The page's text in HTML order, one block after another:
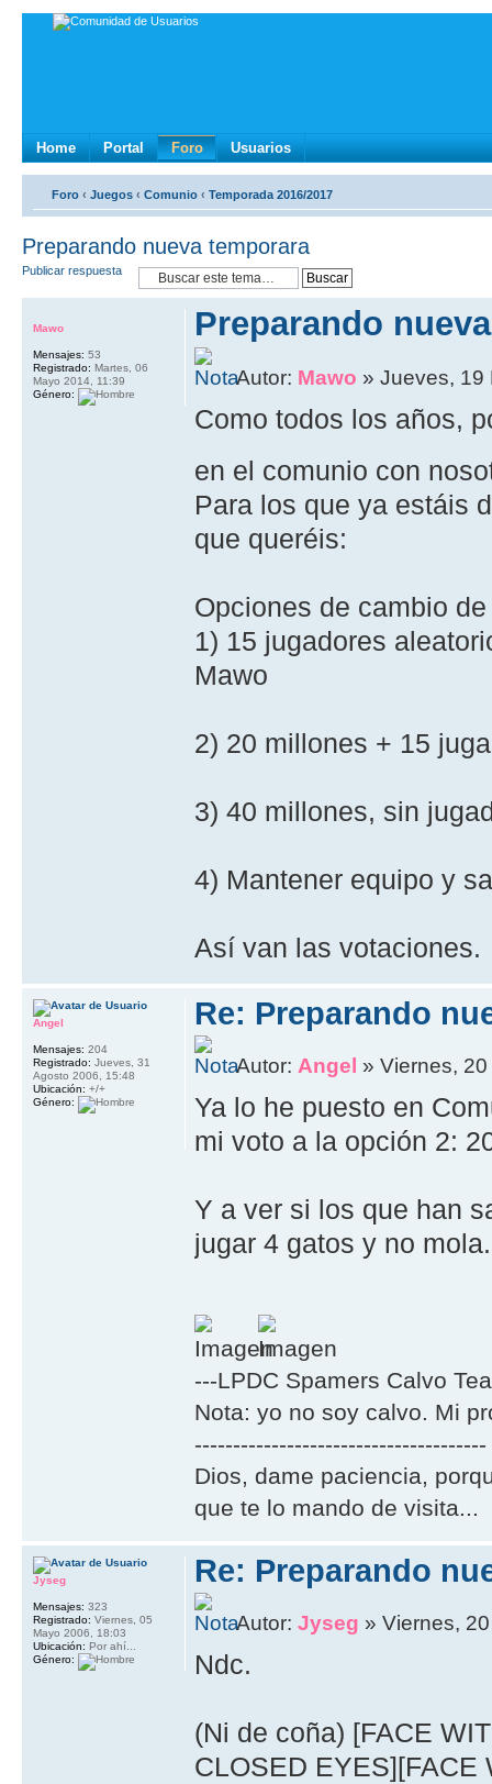
Home Portal Foro Usuarios
Foro ‹ Juegos ‹ Comunio ‹ Temporada 2016/2017
Preparando nueva temporara
Publicar respuesta
Preparando
Autor: Mawo » Jueves, 19
Como todos los años,
en el comunio con
Para los que ya estáis
que queréis:
Opciones de cambio
1) 15 jugadores
Mawo
2) 20 millones + 15
3) 40 millones, sin
4) Mantener equipo y
Así van las votaciones.
Mawo
Mensajes: 53
Registrado: Martes, 06
Mayo 2014, 11:39
Género:
Re: Preparando
Autor: Angel » Viernes,
Ya lo he puesto en
mi voto a la opción 2:
Y a ver si los que han
jugar 4 gatos y no
---LPDC Spamers Calvo
Nota: yo no soy calvo. Mi
--------------------------------------
Dios, dame paciencia,
que te lo mando de visita...
Angel
Mensajes: 204
Registrado: Jueves, 31
Agosto 2006, 15:48
Ubicación: +/+
Género:
Re: Preparando
Autor:Jyseg » Viernes,
Ndc.
(Ni de coña) [FACE
CLOSED EYES][FACE
Jyseg
Mensajes: 323
Registrado: Viernes, 05
Mayo 2006, 18:03
Ubicación: Por ahí...
Género: